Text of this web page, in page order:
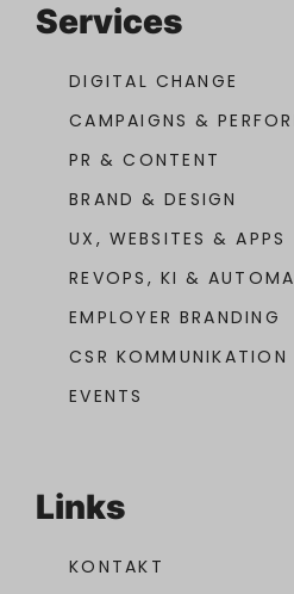
Services
DIGITAL CHANGE
CAMPAIGNS &
PR & CONTENT
BRAND & DESIGN
UX, WEBSITES & APPS
REVOPS, KI &
EMPLOYER BRANDING
CSR KOMMUNIKATION
EVENTS
Links
KONTAKT